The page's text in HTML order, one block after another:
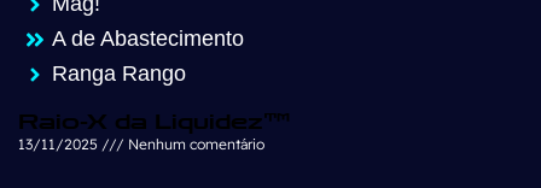
A de Abastecimento
Ranga Rango
Raio-X da Liquidez™
13/11/2025 Nenhum comentário